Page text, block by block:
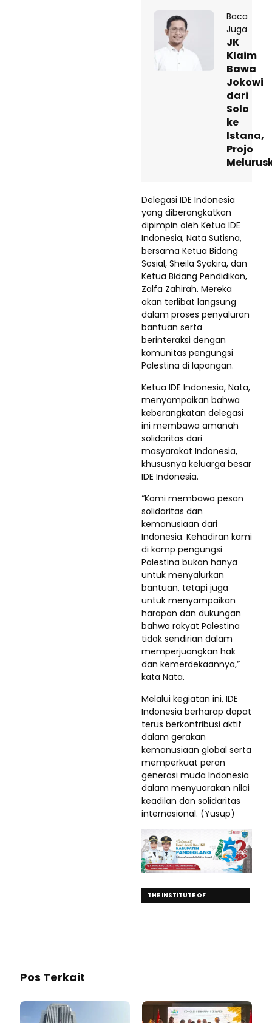
Baca
Juga
JK
Klaim
Bawa
Jokowi
dari
Solo
ke
Istana,
Projo
Delegasi IDE Indonesia
yang diberangkatkan
dipimpin oleh Ketua IDE
Indonesia, Nata Sutisna,
bersama Ketua Bidang
Sosial, Sheila Syakira, dan
Ketua Bidang Pendidikan,
Zalfa Zahirah. Mereka
akan terlibat langsung
dalam proses penyaluran
bantuan serta
berinteraksi dengan
komunitas pengungsi
Palestina di lapangan.
Ketua IDE Indonesia, Nata,
menyampaikan bahwa
keberangkatan delegasi
ini membawa amanah
solidaritas dari
masyarakat Indonesia,
khususnya keluarga besar
IDE Indonesia.
“Kami membawa pesan
solidaritas dan
kemanusiaan dari
Indonesia. Kehadiran kami
di kamp pengungsi
Palestina bukan hanya
untuk menyalurkan
bantuan, tetapi juga
untuk menyampaikan
harapan dan dukungan
bahwa rakyat Palestina
tidak sendirian dalam
memperjuangkan hak
dan kemerdekaannya,”
kata Nata.
Melalui kegiatan ini, IDE
Indonesia berharap dapat
terus berkontribusi aktif
dalam gerakan
kemanusiaan global serta
memperkuat peran
generasi muda Indonesia
dalam menyuarakan nilai
keadilan dan solidaritas
internasional. (Yusup)
THE INSTITUTE OF
Pos Terkait